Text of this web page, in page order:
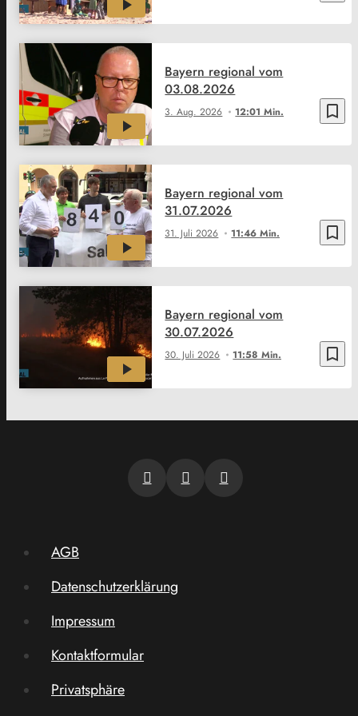
bookmark_border
3. Aug. 2026 12:01 Min.
Bayern regional vom
03.08.2026
bookmark_border
31. Juli 2026 11:46 Min.
Bayern regional vom
31.07.2026
bookmark_border
30. Juli 2026 11:58 Min.
Bayern regional vom
30.07.2026
AGB
Datenschutzerklärung
Impressum
Kontaktformular
Privatsphäre